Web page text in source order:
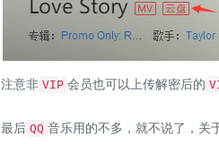
注意非 VIP 会员也可以上传解密后的
最后 QQ 音乐用的不多，就不说了，关